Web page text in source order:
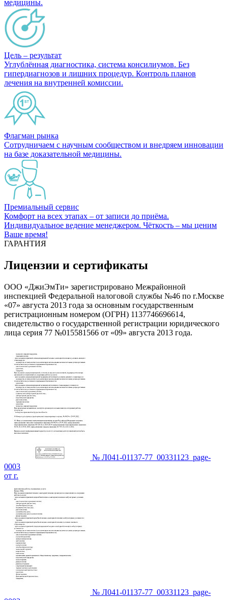
медицины.
Цель – результат
Углублённая диагностика, система консилиумов. Без
гипердиагнозов и лишних процедур. Контроль планов
лечения на внутренней комиссии.
Флагман рынка
Сотрудничаем с научным сообществом и внедряем инновации
на базе доказательной медицины.
Премиальный сервис
Комфорт на всех этапах – от записи до приёма.
Индивидуальное ведение менеджером. Чёткость – мы ценим
Ваше время!
ГАРАНТИЯ
Лицензии и сертификаты
ООО «ДжиЭмТи» зарегистрировано Межрайонной
инспекцией Федеральной налоговой службы №46 по г.Москве
«07» августа 2013 года за основным государственным
регистрационным номером (ОГРН) 1137746696614,
свидетельство о государственной регистрации юридического
лица серия 77 №015581566 от «09» августа 2013 года.
№ Л041-01137-77_00331123_page-
0003
от г.
№ Л041-01137-77_00331123_page-